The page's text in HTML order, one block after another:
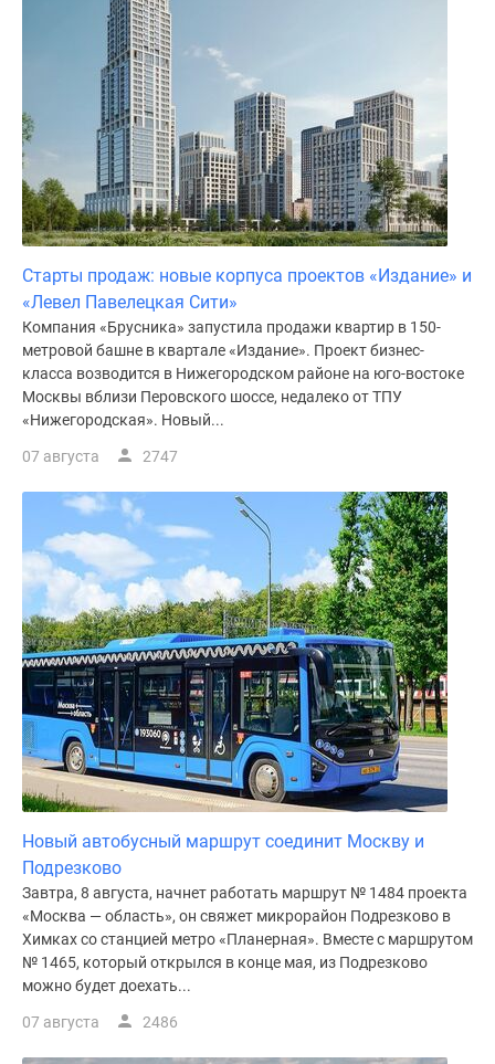
Старты продаж: новые корпуса проектов «Издание» и
«Левел Павелецкая Сити»
Компания «Брусника» запустила продажи квартир в 150-
метровой башне в квартале «Издание». Проект бизнес-
класса возводится в Нижегородском районе на юго-востоке
Москвы вблизи Перовского шоссе, недалеко от ТПУ
«Нижегородская». Новый...
07 августа 2747
Новый автобусный маршрут соединит Москву и
Подрезково
Завтра, 8 августа, начнет работать маршрут № 1484 проекта
«Москва — область», он свяжет микрорайон Подрезково в
Химках со станцией метро «Планерная». Вместе с маршрутом
№ 1465, который открылся в конце мая, из Подрезково
можно будет доехать...
07 августа 2486